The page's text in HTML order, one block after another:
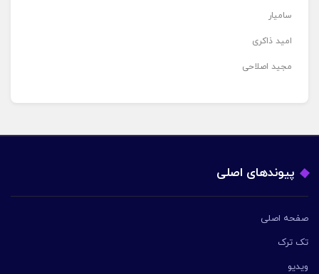
سامیار
امید ذاکری
مجید اصلاحی
پیوندهای اصلی
صفحه اصلی
تک ترک
ویدیو